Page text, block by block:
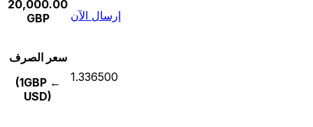
20,000.00
GBP
إرسال الآن
سعر الصرف
(1GBP ←
USD)
1.336500